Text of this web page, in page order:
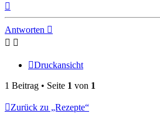
Antworten
Druckansicht
1 Beitrag • Seite 1 von 1
Zurück zu „Rezepte“